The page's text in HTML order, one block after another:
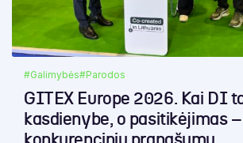
#Galimybės#Parodos
GITEX Europe 2026. Kai DI
kasdienybe, o pasitikėjimas –